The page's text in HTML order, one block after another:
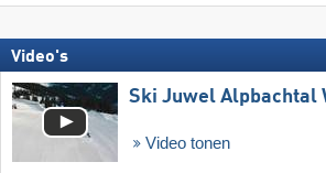
Video's
Ski Juwel Alpbachtal
Video tonen